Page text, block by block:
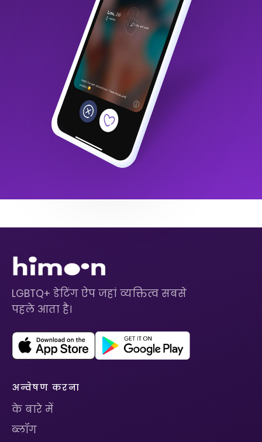
LGBTQ+ डेटिंग ऐप जहां व्यक्तित्व सबसे
पहले आता है।
अन्वेषण करना
के बारे में
ब्लॉग